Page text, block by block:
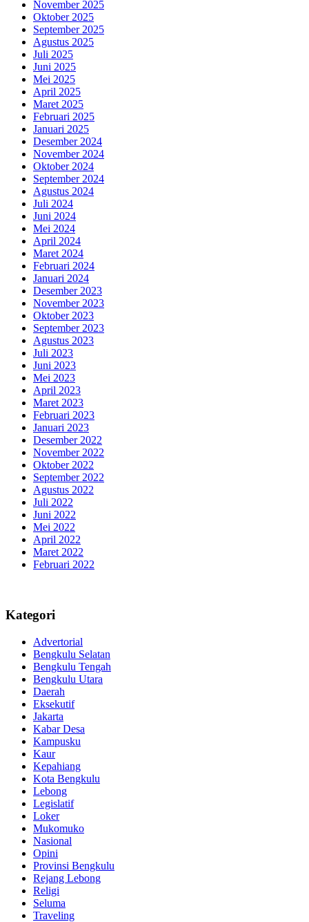
November 2025
Oktober 2025
September 2025
Agustus 2025
Juli 2025
Juni 2025
Mei 2025
April 2025
Maret 2025
Februari 2025
Januari 2025
Desember 2024
November 2024
Oktober 2024
September 2024
Agustus 2024
Juli 2024
Juni 2024
Mei 2024
April 2024
Maret 2024
Februari 2024
Januari 2024
Desember 2023
November 2023
Oktober 2023
September 2023
Agustus 2023
Juli 2023
Juni 2023
Mei 2023
April 2023
Maret 2023
Februari 2023
Januari 2023
Desember 2022
November 2022
Oktober 2022
September 2022
Agustus 2022
Juli 2022
Juni 2022
Mei 2022
April 2022
Maret 2022
Februari 2022
Kategori
Advertorial
Bengkulu Selatan
Bengkulu Tengah
Bengkulu Utara
Daerah
Eksekutif
Jakarta
Kabar Desa
Kampusku
Kaur
Kepahiang
Kota Bengkulu
Lebong
Legislatif
Loker
Mukomuko
Nasional
Opini
Provinsi Bengkulu
Rejang Lebong
Religi
Seluma
Traveling